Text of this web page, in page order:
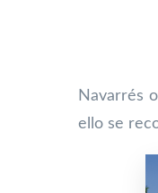
Navarrés
ello se